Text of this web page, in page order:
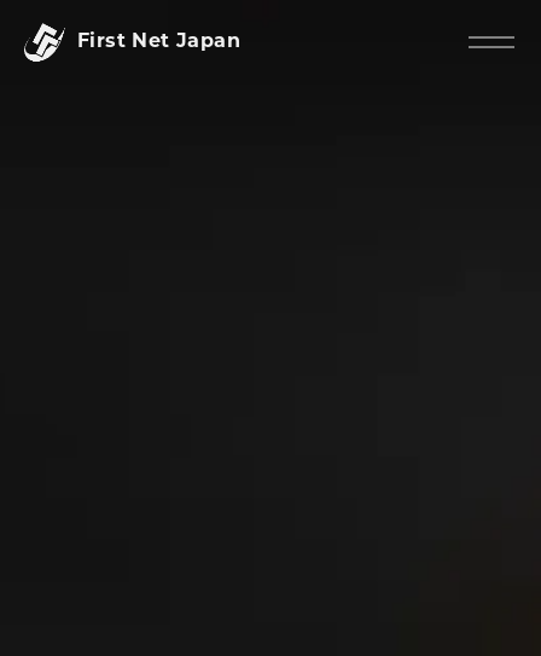
First Net Japan